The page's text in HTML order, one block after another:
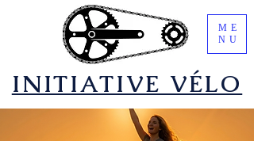
​INITIATIVE VÉLO
ME
NU